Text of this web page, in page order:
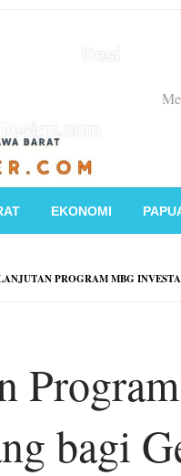
EKONOMI
PROGRAM MBG
bagi